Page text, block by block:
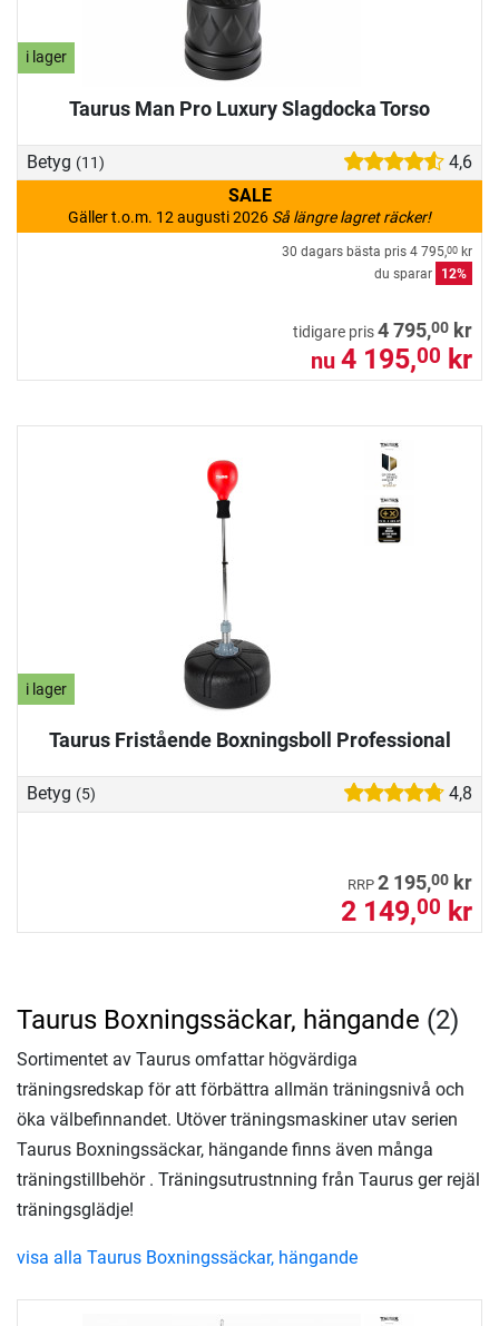
i lager
Taurus Man Pro Luxury Slagdocka Torso
Betyg (11)
4,6
SALE
Gäller t.o.m. 12 augusti 2026 Så längre lagret räcker!
30 dagars bästa pris 4 795,00 kr
du sparar
12%
tidigare pris4 795,00 kr
nu 4 195,00 kr
i lager
Taurus Fristående Boxningsboll Professional
Betyg (5) 4,8
RRP 2 195,00 kr
2 149,00 kr
Taurus Boxningssäckar, hängande (2)
Sortimentet av Taurus omfattar högvärdiga
träningsredskap för att förbättra allmän träningsnivå och
öka välbefinnandet. Utöver träningsmaskiner utav serien
Taurus Boxningssäckar, hängande finns även många
träningstillbehör . Träningsutrustnning från Taurus ger rejäl
träningsglädje!
visa alla Taurus Boxningssäckar, hängande